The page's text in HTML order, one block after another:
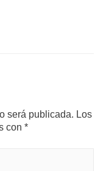
será publicada. Los
con *